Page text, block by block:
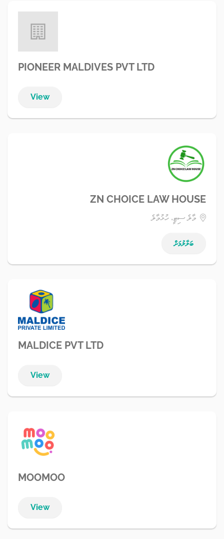
PIONEER MALDIVES PVT LTD
View
ZN CHOICE LAW HOUSE
މާލެ ސިޓީ، ހުޅުމާލެ
ބަލާލުމަށް
MALDICE PVT LTD
View
MOOMOO
View